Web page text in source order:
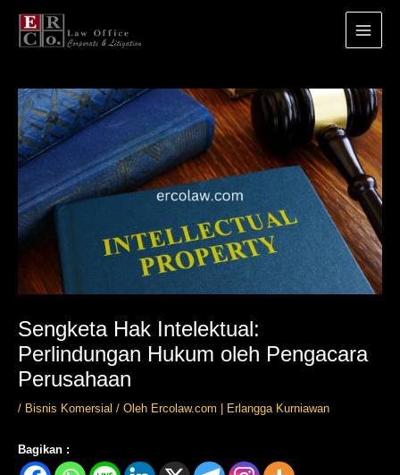
konten
Main
Menu
Sengketa Hak Intelektual:
Perlindungan Hukum oleh Pengacara
Perusahaan
/ Bisnis Komersial / Oleh Ercolaw.com | Erlangga Kurniawan
Bagikan :